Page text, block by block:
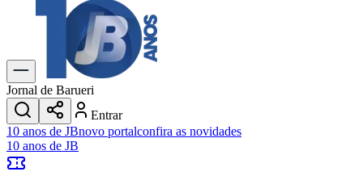
Explore Tudo
Últimas Notícias
Previsão do Tempo
Trânsito e Rotas
Dia a Dia & Lazer
Transportes
Gastronomia
Cinema & Shows
JogosNovo
Jornal de Barueri
Entrar
10 anos de JBnovo portalconfira as novidades
10 anos de JB